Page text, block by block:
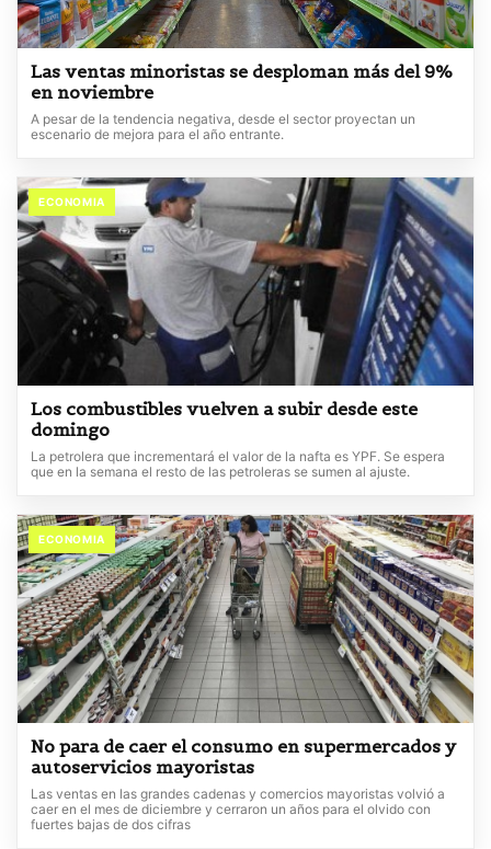
Las ventas minoristas se desploman más del 9%
en noviembre
A pesar de la tendencia negativa, desde el sector proyectan un
escenario de mejora para el año entrante.
ECONOMIA
Los combustibles vuelven a subir desde este
domingo
La petrolera que incrementará el valor de la nafta es YPF. Se espera
que en la semana el resto de las petroleras se sumen al ajuste.
ECONOMIA
No para de caer el consumo en supermercados y
autoservicios mayoristas
Las ventas en las grandes cadenas y comercios mayoristas volvió a
caer en el mes de diciembre y cerraron un años para el olvido con
fuertes bajas de dos cifras